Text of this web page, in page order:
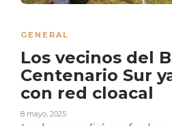
GENERAL
Los vecinos del
Centenario Sur
con red cloacal
8 mayo, 2025